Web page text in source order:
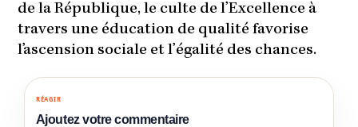
de la République, le culte de l’Excellence à
travers une éducation de qualité favorise
l’ascension sociale et l’égalité des chances.
RÉAGIR
Ajoutez votre commentaire